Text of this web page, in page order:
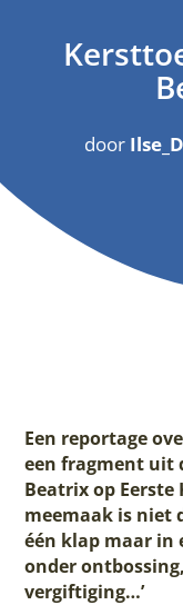
door
Een reportage
een fragment uit
Beatrix op Eerste
meemaak is niet
één klap maar in
onder
vergiftiging…’